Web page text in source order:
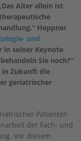
Alter allein ist
Heppner
und
in seiner Keynote
Sie noch?“
in Zukunft die
geriatrischer
Patienten
der Fach- und
Vor diesem